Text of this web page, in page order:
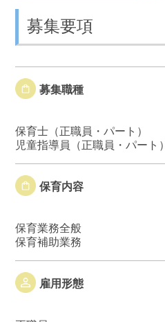
募集要項
募集職種
保育士（正職員・パート）
児童指導員（正職員・パート）
保育内容
保育業務全般
保育補助業務
雇用形態